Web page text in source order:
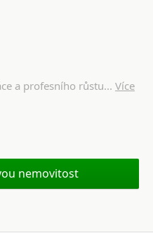
a profesního růstu... Více
nemovitost